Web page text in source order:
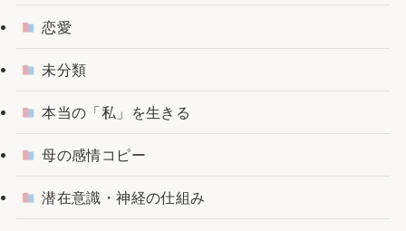
恋愛
未分類
本当の「私」を生きる
母の感情コピー
潜在意識・神経の仕組み